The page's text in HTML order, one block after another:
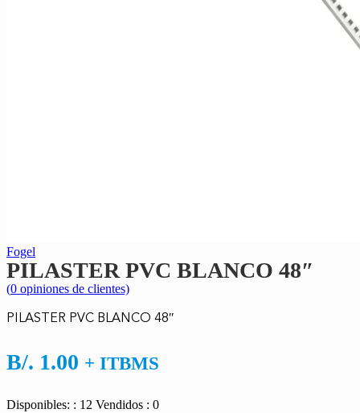
Fogel
PILASTER PVC BLANCO 48″
(0 opiniones de clientes)
PILASTER PVC BLANCO 48″
B/. 1.00 + ITBMS
Disponibles: : 12 Vendidos : 0